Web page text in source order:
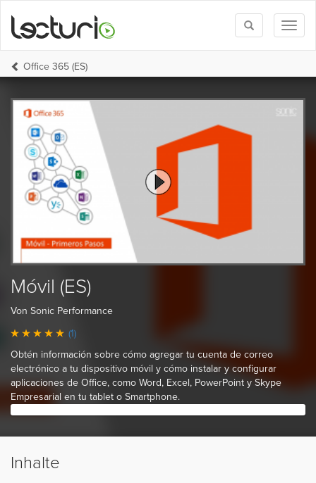
Toggle
search
Office 365 (ES)
Móvil (ES)
Von Sonic Performance
(1)
Obtén información sobre cómo agregar tu cuenta de correo
electrónico a tu dispositivo móvil y cómo instalar y configurar
aplicaciones de Office, como Word, Excel, PowerPoint y Skype
Empresarial en tu tablet o Smartphone.
Inhalte